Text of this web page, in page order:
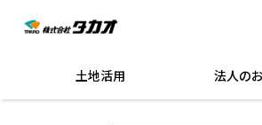
土地活用 法人の